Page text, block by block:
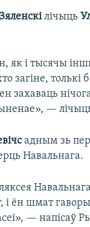
лічыць
як і тысячы
загіне, толькі
захаваць
—
адным зь
Навальнага.
і ён шмат
— напісаў